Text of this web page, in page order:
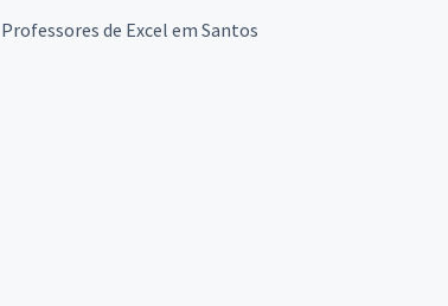
Professores de Excel em Santos